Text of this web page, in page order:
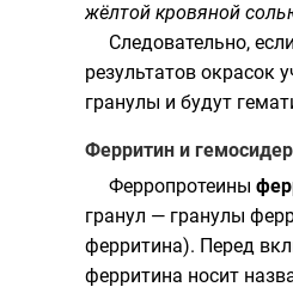
жёлтой кровяной
Следовательно,
результатов окрасок
гранулы и будут
Ферритин и
Ферропротеины
гранул — гранулы
ферритина). Перед
ферритина носит